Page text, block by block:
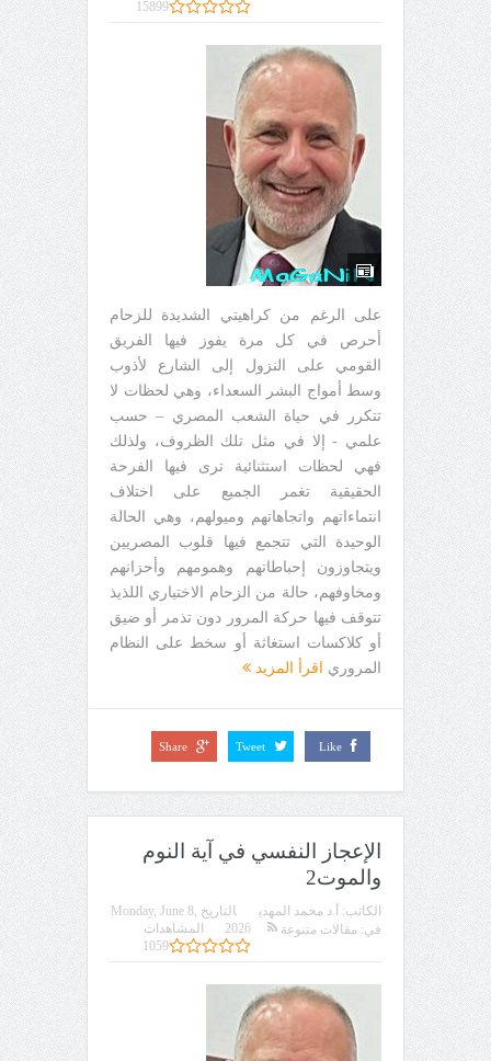
15899
على الرغم من كراهيتي الشديدة للزحام
أحرص في كل مرة يفوز فيها الفريق
القومي على النزول إلى الشارع لأذوب
وسط أمواج البشر السعداء، وهي لحظات لا
تتكرر في حياة الشعب المصري – حسب
علمي - إلا في مثل تلك الظروف، ولذلك
فهي لحظات استثنائية ترى فيها الفرحة
الحقيقية تغمر الجميع على اختلاف
انتماءاتهم واتجاهاتهم وميولهم، وهي الحالة
الوحيدة التي تتجمع فيها قلوب المصريين
ويتجاوزون إحباطاتهم وهمومهم وأحزانهم
ومخاوفهم، حالة من الزحام الاختياري اللذيذ
تتوقف فيها حركة المرور دون تذمر أو ضيق
أو كلاكسات استغاثة أو سخط على النظام
المروري
اقرأ المزيد
Like
Tweet
Share
الإعجاز النفسي في آية النوم
والموت2
الكاتب: أ.د محمد المهدي التاريخ Monday, June 8,
2026
في: مقالات متنوعة
المشاهدات
1059